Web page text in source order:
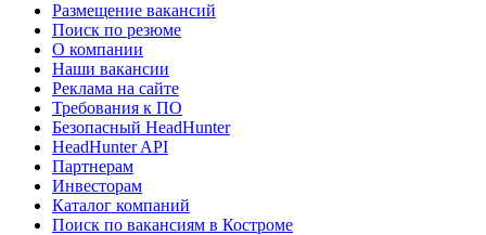
Размещение вакансий
Поиск по резюме
О компании
Наши вакансии
Реклама на сайте
Требования к ПО
Безопасный HeadHunter
HeadHunter API
Партнерам
Инвесторам
Каталог компаний
Поиск по вакансиям в Костроме